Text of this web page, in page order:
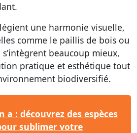
une harmonie visuelle,
comme le paillis de bois ou
s’intègrent beaucoup mieux,
pratique et esthétique tout
biodiversifié.
a : découvrez des espèces
sublimer votre